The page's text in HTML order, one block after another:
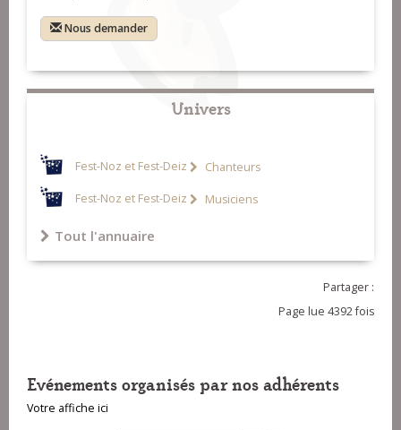
Nous demander
Univers
Fest-Noz et Fest-Deiz Chanteurs
Fest-Noz et Fest-Deiz Musiciens
Tout l'annuaire
Partager :
Page lue 4392 fois
Evénements organisés par nos adhérents
Votre affiche ici